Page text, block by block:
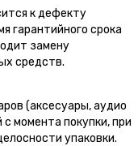
к дефекту
гарантийного срока
замену
средств.
(аксесуары, аудио
момента покупки, при
упаковки.